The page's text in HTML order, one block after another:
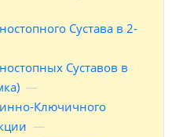
Сустава в 2-
Суставов в
—
Ключичного
—